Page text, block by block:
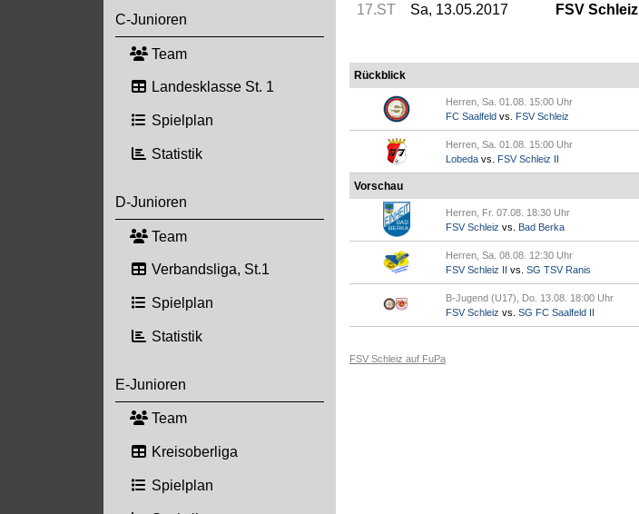
C-Junioren
Team
Landesklasse St. 1
Spielplan
Statistik
D-Junioren
Team
Verbandsliga, St.1
Spielplan
Statistik
E-Junioren
Team
Kreisoberliga
Spielplan
17.ST Sa, 13.05.2017 FSV Schleiz
Rückblick
Herren, Sa. 01.08. 15:00 Uhr
FC Saalfeld vs. FSV Schleiz
Herren, Sa. 01.08. 15:00 Uhr
Lobeda vs. FSV Schleiz II
Vorschau
Herren, Fr. 07.08. 18:30 Uhr
FSV Schleiz vs. Bad Berka
Herren, Sa. 08.08. 12:30 Uhr
FSV Schleiz II vs. SG TSV Ranis
B-Jugend (U17), Do. 13.08. 18:00 Uhr
FSV Schleiz vs. SG FC Saalfeld II
FSV Schleiz auf FuPa